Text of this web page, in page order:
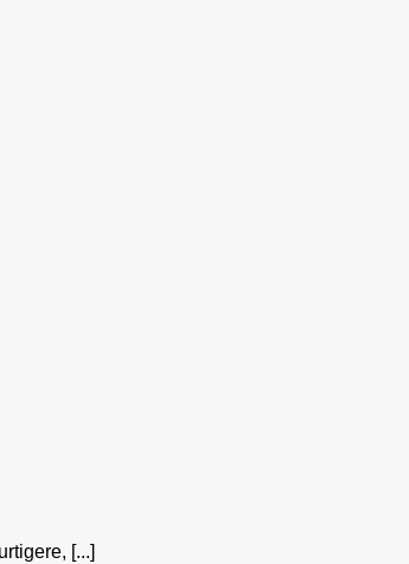
[...]